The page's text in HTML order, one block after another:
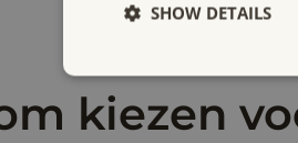
kiezen
SHOW DETAILS